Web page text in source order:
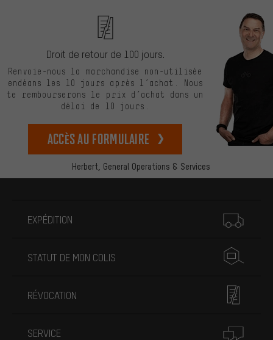
Herbert, General Operations & Services
Droit de retour de 100 jours.
Renvoie-nous la marchandise non-utilisée
endéans les 10 jours après l’achat. Nous
te rembourserons le prix d’achat dans un
délai de 10 jours.
Accès au formulaire
EXPÉDITION
STATUT DE MON COLIS
RÉVOCATION
SERVICE